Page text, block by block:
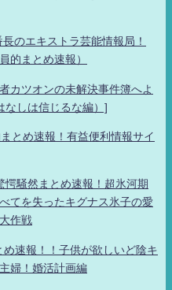
のエキストラ芸能情報局！
的まとめ速報）
カツオンの未解決事件簿へよ
なしは信じるな編）]
め速報！有益便利情報サイ
騒然まとめ速報！超氷河期
てを失ったキグナス氷子の愛
作戦
速報！！子供が欲しいど陰キ
婦！婚活計画編